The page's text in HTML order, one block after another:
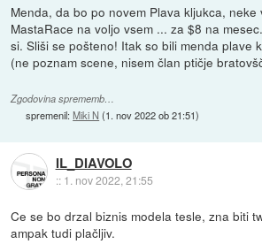
Menda, da bo po novem Plava kljukca, neke
MastaRace na voljo vsem ... za $8 na
si. Sliši se pošteno! Itak so bili menda plave
(ne poznam scene, nisem član ptičje
Zgodovina sprememb…
spremenil:Miki N (1. nov 2022 ob 21:51)
IL_DIAVOLO
:: 1. nov 2022, 21:55
Ce se bo drzal biznis modela tesle, zna biti
ampak tudi plačljiv.